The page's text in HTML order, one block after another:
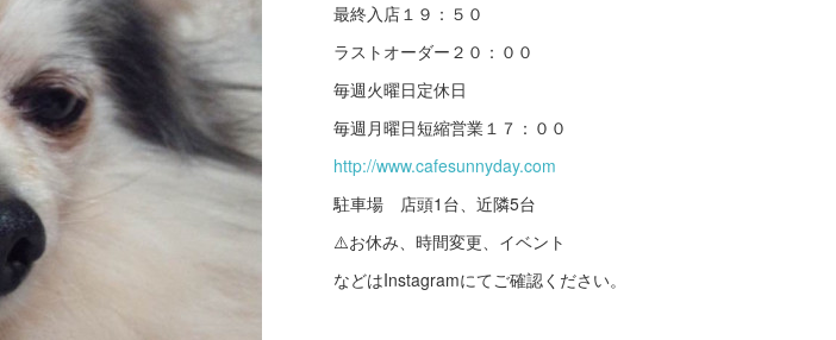
最終入店１９：５０
ラストオーダー２０：００
毎週火曜日定休日
毎週月曜日短縮営業１７：００
http://www.cafesunnyday.com
駐車場 店頭1台、近隣5台
⚠️お休み、時間変更、イベント
などはInstagramにてご確認ください。